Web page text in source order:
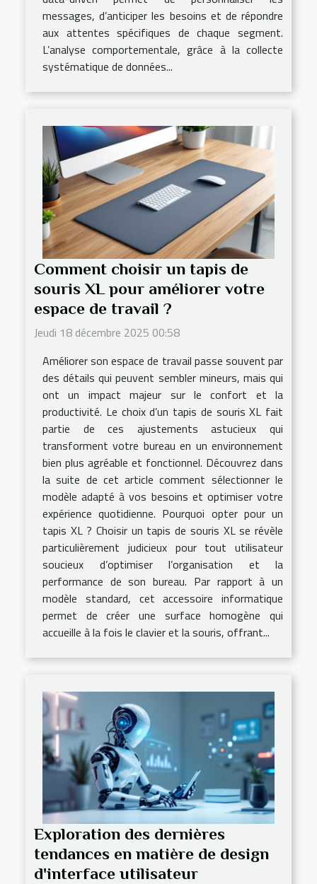
messages, d’anticiper les besoins et de répondre
aux attentes spécifiques de chaque segment.
L’analyse comportementale, grâce à la collecte
systématique de données...
Comment choisir un tapis de
souris XL pour améliorer votre
espace de travail ?
Jeudi 18 décembre 2025 00:58
Améliorer son espace de travail passe souvent par
des détails qui peuvent sembler mineurs, mais qui
ont un impact majeur sur le confort et la
productivité. Le choix d’un tapis de souris XL fait
partie de ces ajustements astucieux qui
transforment votre bureau en un environnement
bien plus agréable et fonctionnel. Découvrez dans
la suite de cet article comment sélectionner le
modèle adapté à vos besoins et optimiser votre
expérience quotidienne. Pourquoi opter pour un
tapis XL ? Choisir un tapis de souris XL se révèle
particulièrement judicieux pour tout utilisateur
soucieux d’optimiser l’organisation et la
performance de son bureau. Par rapport à un
modèle standard, cet accessoire informatique
permet de créer une surface homogène qui
accueille à la fois le clavier et la souris, offrant...
Exploration des dernières
tendances en matière de design
d'interface utilisateur